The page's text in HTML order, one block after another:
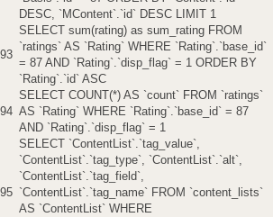
DESC, `MContent`.`id` DESC LIMIT 1
93
SELECT sum(rating) as sum_rating FROM
`ratings` AS `Rating` WHERE `Rating`.`base_id`
= 87 AND `Rating`.`disp_flag` = 1 ORDER BY
`Rating`.`id` ASC
94
SELECT COUNT(*) AS `count` FROM `ratings`
AS `Rating` WHERE `Rating`.`base_id` = 87
AND `Rating`.`disp_flag` = 1
95
SELECT `ContentList`.`tag_value`,
`ContentList`.`tag_type`, `ContentList`.`alt`,
`ContentList`.`tag_field`,
`ContentList`.`tag_name` FROM `content_lists`
AS `ContentList` WHERE